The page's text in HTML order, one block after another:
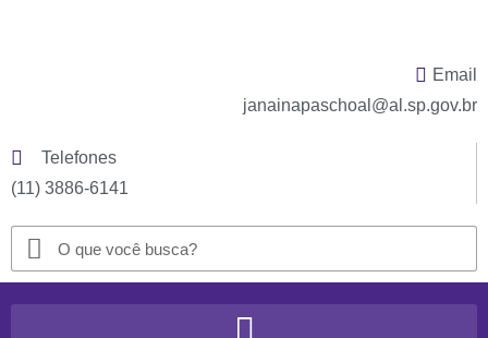
Email
janainapaschoal@al.sp.gov.br
Telefones
(11) 3886-6141